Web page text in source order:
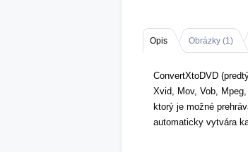
Opis Obrázky (1)
ConvertXtoDVD
Xvid, Mov, Vob,
ktorý je možné
automaticky vytvára